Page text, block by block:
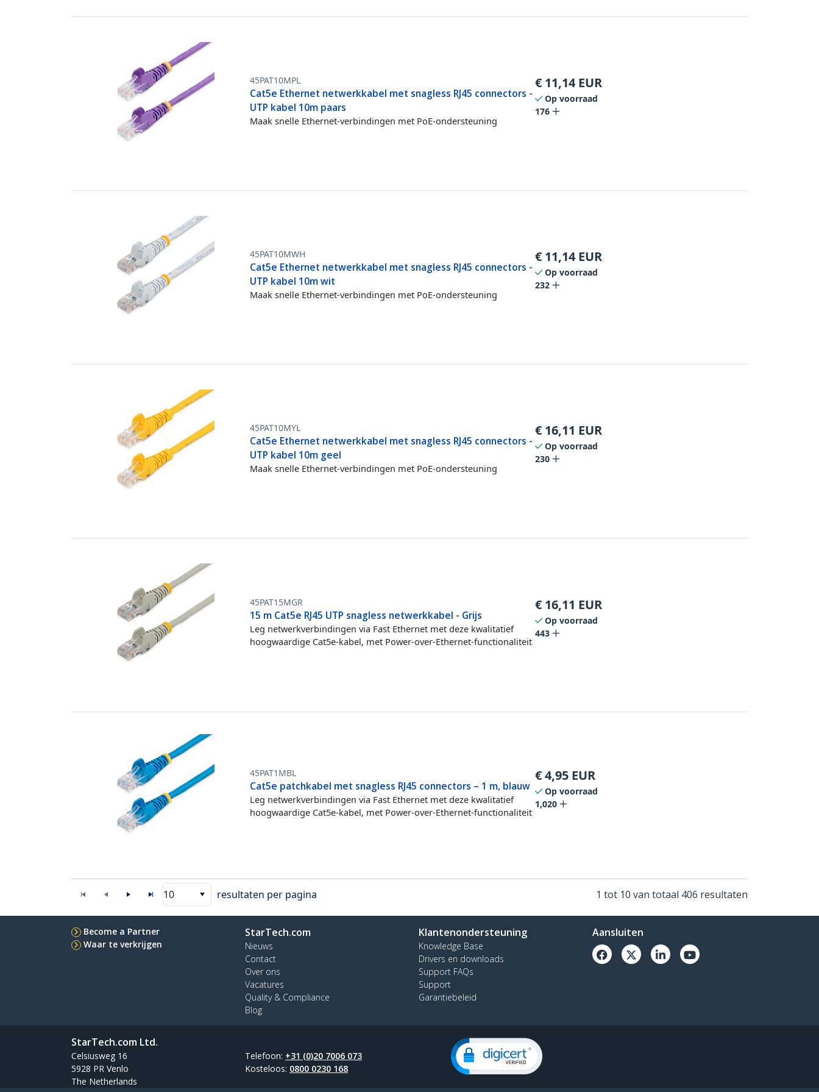
45PAT10MPL
Cat5e Ethernet netwerkkabel met snagless RJ45 connectors -
UTP kabel 10m paars
Maak snelle Ethernet-verbindingen met PoE-ondersteuning
€ 11,14 EUR
Op voorraad
176
45PAT10MWH
Cat5e Ethernet netwerkkabel met snagless RJ45 connectors -
UTP kabel 10m wit
Maak snelle Ethernet-verbindingen met PoE-ondersteuning
€ 11,14 EUR
Op voorraad
232
45PAT10MYL
Cat5e Ethernet netwerkkabel met snagless RJ45 connectors -
UTP kabel 10m geel
Maak snelle Ethernet-verbindingen met PoE-ondersteuning
€ 16,11 EUR
Op voorraad
230
45PAT15MGR
15 m Cat5e RJ45 UTP snagless netwerkkabel - Grijs
Leg netwerkverbindingen via Fast Ethernet met deze kwalitatief
hoogwaardige Cat5e-kabel, met Power-over-Ethernet-functionaliteit
€ 16,11 EUR
Op voorraad
443
45PAT1MBL
Cat5e patchkabel met snagless RJ45 connectors – 1 m, blauw
Leg netwerkverbindingen via Fast Ethernet met deze kwalitatief
hoogwaardige Cat5e-kabel, met Power-over-Ethernet-functionaliteit
€4,95 EUR
Op voorraad
1,020
10 resultaten per pagina 1 tot 10 van totaal 406 resultaten
Become a Partner
Waar te verkrijgen
StarTech.com
Nieuws
Contact
Over ons
Vacatures
Quality & Compliance
Blog
Klantenondersteuning
Knowledge Base
Drivers en downloads
Support FAQs
Support
Garantiebeleid
Aansluiten
StarTech.com Ltd.
Celsiusweg 16
5928 PR Venlo
The Netherlands
Telefoon: +31 (0)20 7006 073
Kosteloos: 0800 0230 168